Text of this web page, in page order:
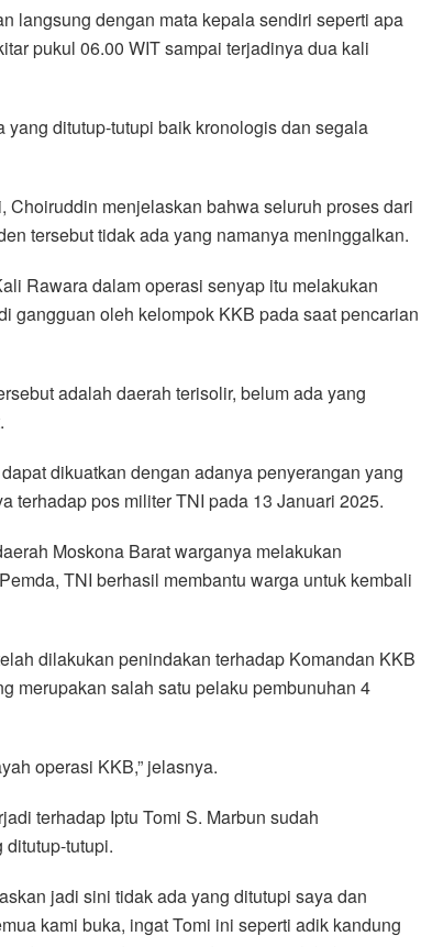
langsung dengan mata kepala sendiri seperti apa
pukul 06.00 WIT sampai terjadinya dua kali
ditutup-tutupi baik kronologis dan segala
menjelaskan bahwa seluruh proses dari
tersebut tidak ada yang namanya meninggalkan.
Rawara dalam operasi senyap itu melakukan
gangguan oleh kelompok KKB pada saat pencarian
adalah daerah terisolir, belum ada yang
dikuatkan dengan adanya penyerangan yang
terhadap pos militer TNI pada 13 Januari 2025.
Moskona Barat warganya melakukan
TNI berhasil membantu warga untuk kembali
dilakukan penindakan terhadap Komandan KKB
merupakan salah satu pelaku pembunuhan 4
operasi KKB,” jelasnya.
terhadap Iptu Tomi S. Marbun sudah
tutupi.
jadi sini tidak ada yang ditutupi saya dan
kami buka, ingat Tomi ini seperti adik kandung